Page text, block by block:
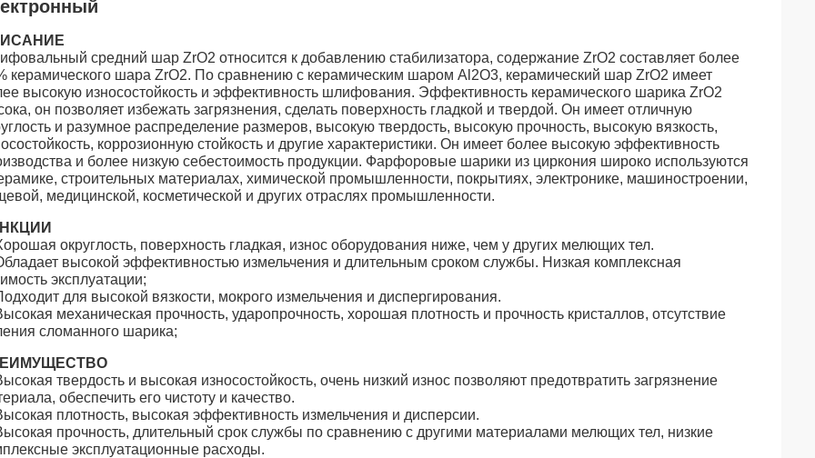
средний шар ZrO2 относится к добавлению стабилизатора, содержание ZrO2 составляет более
керамического шара ZrO2. По сравнению с керамическим шаром Al2O3, керамический шар ZrO2 имеет
высокую износостойкость и эффективность шлифования. Эффективность керамического шарика ZrO2
он позволяет избежать загрязнения, сделать поверхность гладкой и твердой. Он имеет отличную
и разумное распределение размеров, высокую твердость, высокую прочность, высокую вязкость,
коррозионную стойкость и другие характеристики. Он имеет более высокую эффективность
и более низкую себестоимость продукции. Фарфоровые шарики из циркония широко используются
строительных материалах, химической промышленности, покрытиях, электронике, машиностроении,
медицинской, косметической и других отраслях промышленности.
округлость, поверхность гладкая, износ оборудования ниже, чем у других мелющих тел.
высокой эффективностью измельчения и длительным сроком службы. Низкая комплексная
эксплуатации;
для высокой вязкости, мокрого измельчения и диспергирования.
механическая прочность, ударопрочность, хорошая плотность и прочность кристаллов, отсутствие
сломанного шарика;
твердость и высокая износостойкость, очень низкий износ позволяют предотвратить загрязнение
обеспечить его чистоту и качество.
плотность, высокая эффективность измельчения и дисперсии.
прочность, длительный срок службы по сравнению с другими материалами мелющих тел, низкие
эксплуатационные расходы.